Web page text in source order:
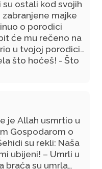
ostali kod svojih
majke
o porodici
će mu rečeno na
u tvojoj porodici,
što hoćeš! - Što
je Allah usmrtio u
Gospodarom o
su rekli: Naša
ubijeni! – Umrli u
braća su umrla